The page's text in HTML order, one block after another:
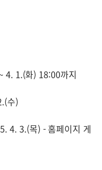
4. 1.(화) 18:00까지
수)
4. 3.(목) - 홈페이지 게